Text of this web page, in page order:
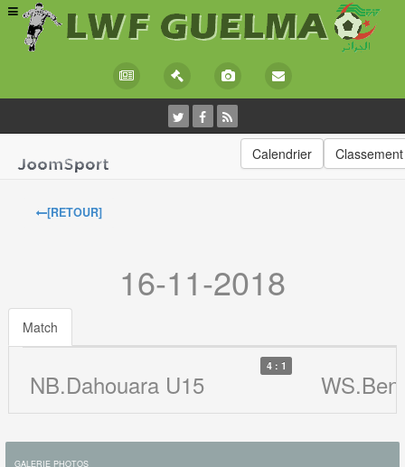
Calendrier Classement
[RETOUR]
16-11-2018
Match
NB.Dahouara U15
4 : 1
GALERIE PHOTOS